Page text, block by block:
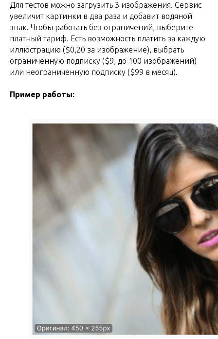
Для тестов можно загрузить 3 изображения. Сервис
увеличит картинки в два раза и добавит водяной
знак. Чтобы работать без ограничений, выберите
платный тариф. Есть возможность платить за каждую
иллюстрацию ($0,20 за изображение), выбрать
ограниченную подписку ($9, до 100 изображений)
или неограниченную подписку ($99 в месяц).
Пример работы: